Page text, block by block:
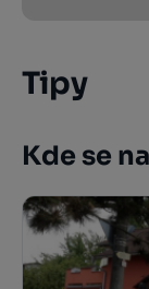
Tipy
Kde se